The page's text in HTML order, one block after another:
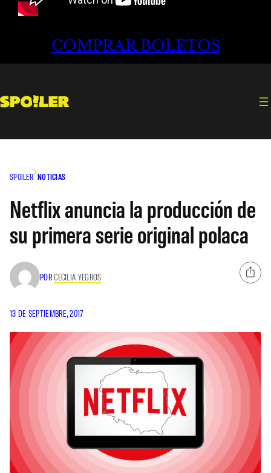
COMPRAR BOLETOS
SPOILER NOTICIAS
Netflix anuncia la producción de
su primera serie original polaca
PORCECILIA YEGROS
13 DE SEPTIEMBRE, 2017